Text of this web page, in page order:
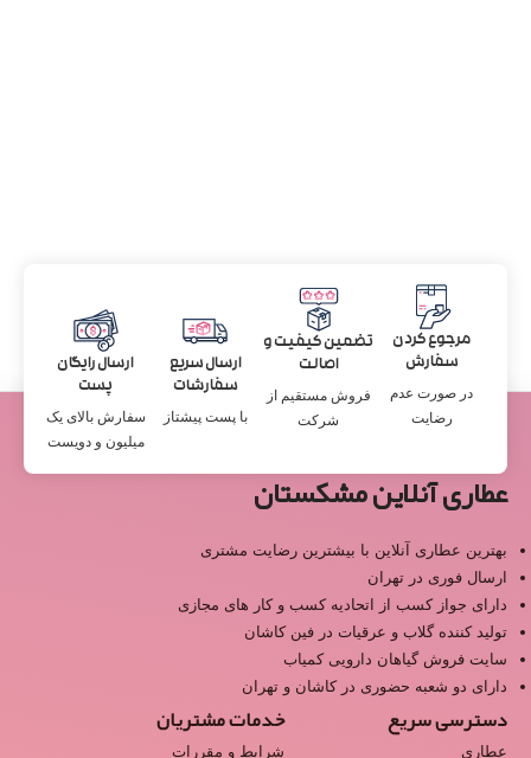
مرجوع کردن
سفارش
در صورت عدم
رضایت
تضمین کیفیت و
اصالت
فروش مستقیم از
شرکت
ارسال سریع
سفارشات
با پست پیشتاز
ارسال رایگان
پست
سفارش بالای یک
میلیون و دویست
عطاری آنلاین مشکستان
بهترین عطاری آنلاین با بیشترین رضایت مشتری
ارسال فوری در تهران
دارای جواز کسب از اتحادیه کسب و کار های مجازی
تولید کننده گلاب و عرقیات در فین کاشان
سایت فروش گیاهان دارویی کمیاب
دارای دو شعبه حضوری در کاشان و تهران
دسترسی سریع
عطاری
خدمات مشتریان
شرایط و مقررات